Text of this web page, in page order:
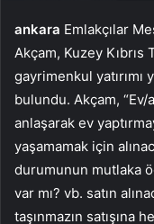
ankara Emlakçılar
Akçam, Kuzey
gayrimenkul yatırımı
bulundu. Akçam,
anlaşarak ev
yaşamamak için
durumunun mutlaka
var mı? vb. satın
taşınmazın satışına